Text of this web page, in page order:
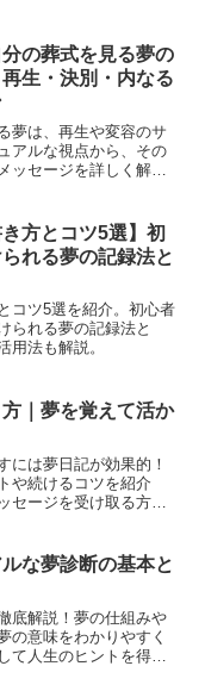
分の葬式を見る夢の
生・決別・内なる
夢は、再生や変容のサ
アルな視点から、その
ッセージを詳しく解説
き方とコツ5選】初
れる夢の記録法と
コツ5選を紹介。初心者
られる夢の記録法と
用法も解説。
｜夢を覚えて活か
には夢日記が効果的！
や続けるコツを紹介
セージを受け取る方法
な夢診断の基本と
底解説！夢の仕組みや
の意味をわかりやすく
て人生のヒントを得よ